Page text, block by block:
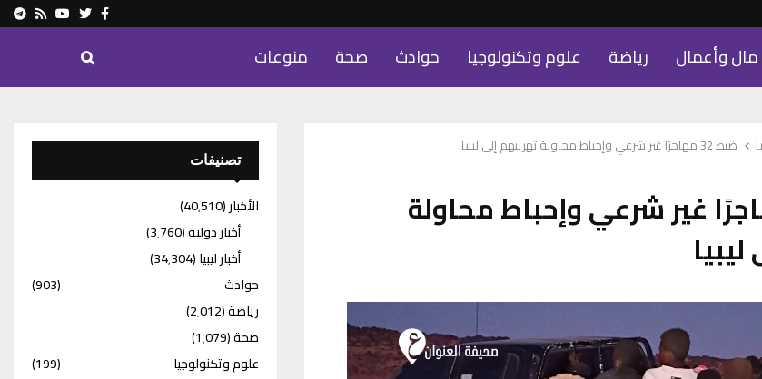
Facebook
Twitter
Youtube
Rss
مال وأعمال رياضة علوم وتكنولوجيا حوادث صحة منوعات
ضبط 32 مهاجرًا غير شرعي وإحباط محاولة تهريبهم إلى ليبيا
مهاجرًا غير شرعي وإحباط محاولة
تصنيفات
الأخبار(40٬510)
أخبار دولية(3٬760)
أخبار ليبيا(34٬304)
حوادث
(903)
رياضة(2٬012)
صحة(1٬079)
علوم وتكنولوجيا
(199)